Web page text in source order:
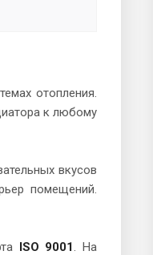
отопления.
к любому
вкусов
помещений.
ISO 9001. На